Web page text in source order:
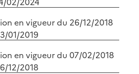
en vigueur du 26/12/2018
01/2019
en vigueur du 07/02/2018
12/2018